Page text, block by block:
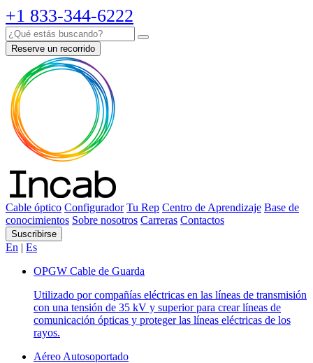
+1 833-344-6222
Reserve un recorrido
Cable óptico Configurador Tu Rep Centro de Aprendizaje Base de
conocimientos Sobre nosotros Carreras Contactos
Suscribirse
En | Es
OPGW Cable de Guarda
Utilizado por compañías eléctricas en las líneas de transmisión
con una tensión de 35 kV y superior para crear líneas de
comunicación ópticas y proteger las líneas eléctricas de los
rayos.
Aéreo Autosoportado